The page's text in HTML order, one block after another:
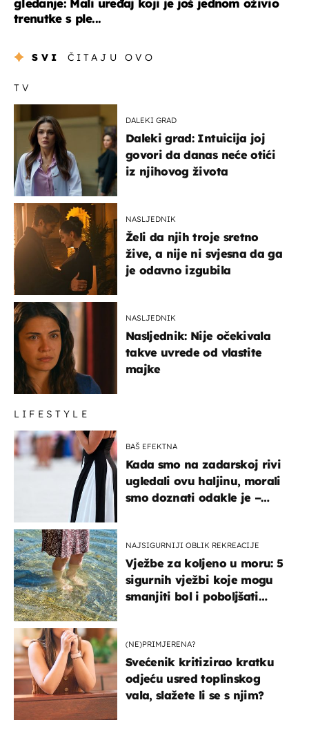
gledanje: Mali uređaj koji je još jednom oživio
trenutke s ple...
SVI ČITAJU OVO
TV
DALEKI GRAD
Daleki grad: Intuicija joj
govori da danas neće otići
iz njihovog života
NASLJEDNIK
Želi da njih troje sretno
žive, a nije ni svjesna da ga
je odavno izgubila
NASLJEDNIK
Nasljednik: Nije očekivala
takve uvrede od vlastite
majke
LIFESTYLE
BAŠ EFEKTNA
Kada smo na zadarskoj rivi
ugledali ovu haljinu, morali
smo doznati odakle je –
NAJSIGURNIJI OBLIK REKREACIJE
Vježbe za koljeno u moru: 5
sigurnih vježbi koje mogu
smanjiti bol i poboljšati
(NE)PRIMJERENA?
Svećenik kritizirao kratku
odjeću usred toplinskog
vala, slažete li se s njim?